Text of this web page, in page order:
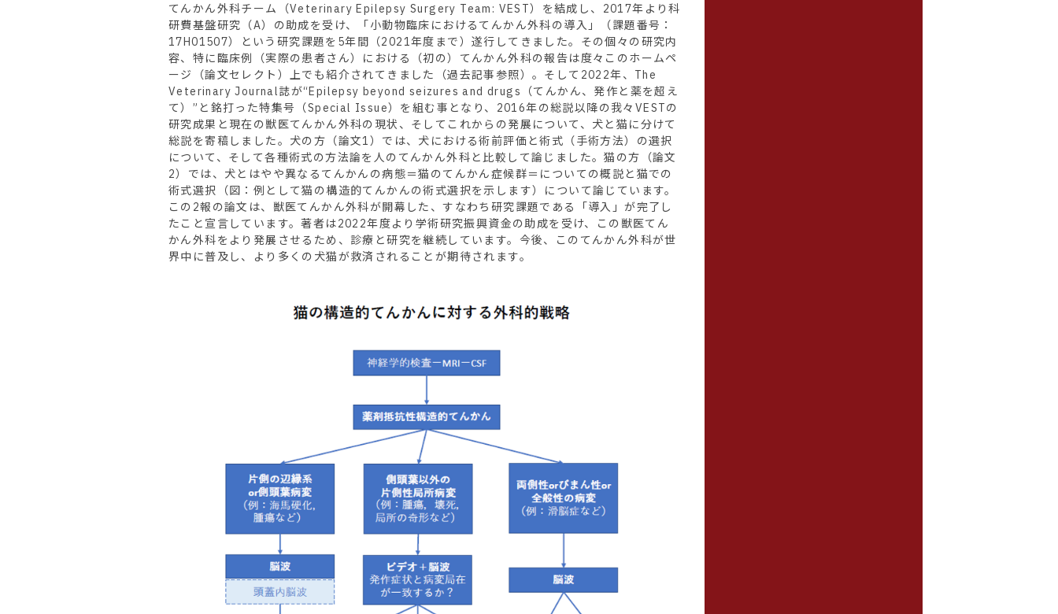
てんかん外科チーム（Veterinary Epilepsy Surgery Team: VEST）を結成し、2017年より科
研費基盤研究（A）の助成を受け、「小動物臨床におけるてんかん外科の導入」（課題番号：
17H01507）という研究課題を5年間（2021年度まで）遂行してきました。その個々の研究内
容、特に臨床例（実際の患者さん）における（初の）てんかん外科の報告は度々このホームペ
ージ（論文セレクト）上でも紹介されてきました（過去記事参照）。そして2022年、The
Veterinary Journal誌が“Epilepsy beyond seizures and drugs（てんかん、発作と薬を超え
て）”と銘打った特集号（Special Issue）を組む事となり、2016年の総説以降の我々VESTの
研究成果と現在の獣医てんかん外科の現状、そしてこれからの発展について、犬と猫に分けて
総説を寄稿しました。犬の方（論文1）では、犬における術前評価と術式（手術方法）の選択
について、そして各種術式の方法論を人のてんかん外科と比較して論じました。猫の方（論文
2）では、犬とはやや異なるてんかんの病態＝猫のてんかん症候群＝についての概説と猫での
術式選択（図：例として猫の構造的てんかんの術式選択を示します）について論じています。
この2報の論文は、獣医てんかん外科が開幕した、すなわち研究課題である「導入」が完了し
たこと宣言しています。著者は2022年度より学術研究振興資金の助成を受け、この獣医てん
かん外科をより発展させるため、診療と研究を継続しています。今後、このてんかん外科が世
界中に普及し、より多くの犬猫が救済されることが期待されます。